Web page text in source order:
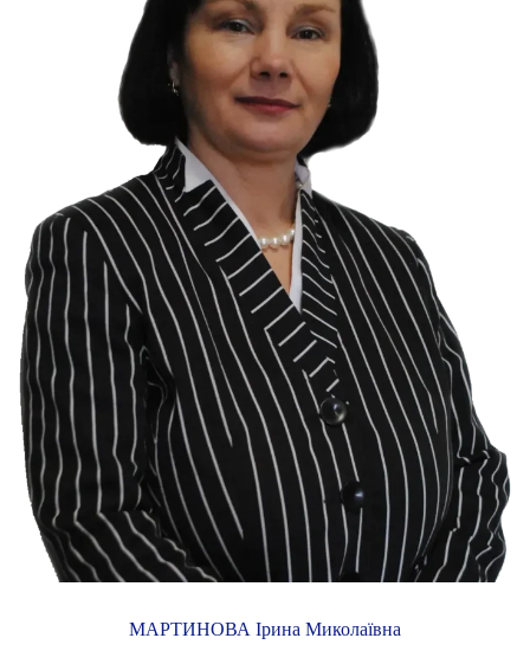
МАРТИНОВА Ірина Миколаївна